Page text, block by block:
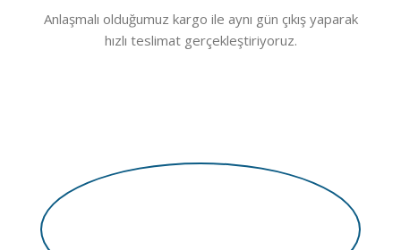
Anlaşmalı olduğumuz kargo ile aynı gün çıkış yaparak
hızlı teslimat gerçekleştiriyoruz.